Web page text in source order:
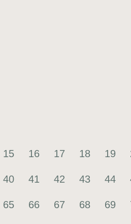
15 16 17 18 19
40 41 42 43 44
65 66 67 68 69